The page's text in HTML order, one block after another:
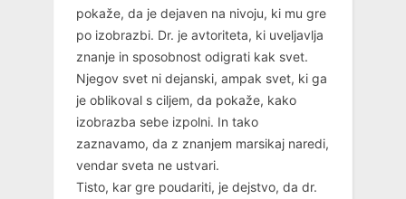
pokaže, da je dejaven na nivoju, ki mu gre
po izobrazbi. Dr. je avtoriteta, ki uveljavlja
znanje in sposobnost odigrati kak svet.
Njegov svet ni dejanski, ampak svet, ki ga
je oblikoval s ciljem, da pokaže, kako
izobrazba sebe izpolni. In tako
zaznavamo, da z znanjem marsikaj naredi,
vendar sveta ne ustvari.
Tisto, kar gre poudariti, je dejstvo, da dr.